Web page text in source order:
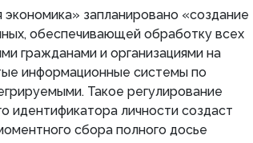
запланировано «создание
обеспечивающей обработку всех
гражданами и организациями на
информационные системы по
Такое регулирование
идентификатора личности создаст
сбора полного досье